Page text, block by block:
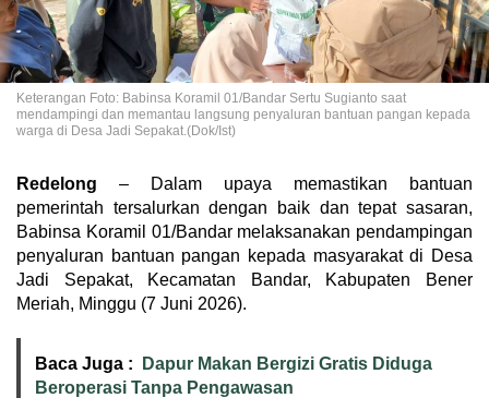
Keterangan Foto: Babinsa Koramil 01/Bandar Sertu Sugianto saat
mendampingi dan memantau langsung penyaluran bantuan pangan kepada
warga di Desa Jadi Sepakat.(Dok/Ist)
Redelong – Dalam upaya memastikan bantuan
pemerintah tersalurkan dengan baik dan tepat sasaran,
Babinsa Koramil 01/Bandar melaksanakan pendampingan
penyaluran bantuan pangan kepada masyarakat di Desa
Jadi Sepakat, Kecamatan Bandar, Kabupaten Bener
Meriah, Minggu (7 Juni 2026).
Baca Juga :
Dapur Makan Bergizi Gratis Diduga
Beroperasi Tanpa Pengawasan